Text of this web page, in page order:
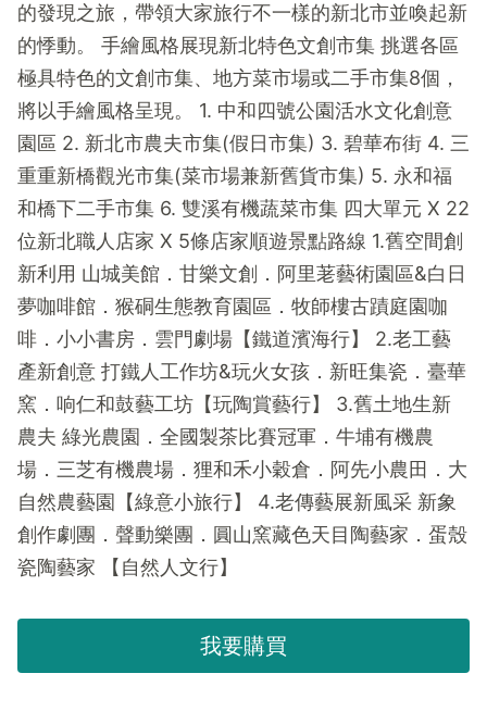
的發現之旅，帶領大家旅行不一樣的新北市並喚起新
的悸動。 手繪風格展現新北特色文創市集 挑選各區
極具特色的文創市集、地方菜市場或二手市集8個，
將以手繪風格呈現。 1. 中和四號公園活水文化創意
園區 2. 新北市農夫市集(假日市集) 3. 碧華布街 4. 三
重重新橋觀光市集(菜市場兼新舊貨市集) 5. 永和福
和橋下二手市集 6. 雙溪有機蔬菜市集 四大單元 X 22
位新北職人店家 X 5條店家順遊景點路線 1.舊空間創
新利用 山城美館．甘樂文創．阿里荖藝術園區&白日
夢咖啡館．猴硐生態教育園區．牧師樓古蹟庭園咖
啡．小小書房．雲門劇場【鐵道濱海行】 2.老工藝
產新創意 打鐵人工作坊&玩火女孩．新旺集瓷．臺華
窯．响仁和鼓藝工坊【玩陶賞藝行】 3.舊土地生新
農夫 綠光農園．全國製茶比賽冠軍．牛埔有機農
場．三芝有機農場．狸和禾小穀倉．阿先小農田．大
自然農藝園【綠意小旅行】 4.老傳藝展新風采 新象
創作劇團．聲動樂團．圓山窯藏色天目陶藝家．蛋殼
瓷陶藝家 【自然人文行】
我要購買